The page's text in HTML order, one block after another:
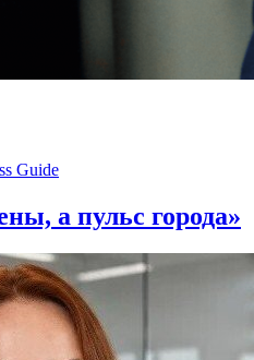
Guide
а пульс города»